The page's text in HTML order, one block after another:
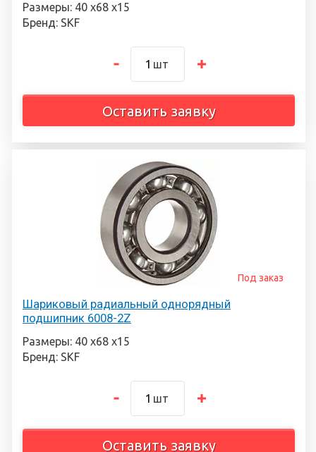
Размеры: 40 х68 х15
Бренд: SKF
шт
Оставить заявку
Шариковый радиальный однорядный
подшипник 6008-2Z
Под заказ
Размеры: 40 х68 х15
Бренд: SKF
шт
Оставить заявку